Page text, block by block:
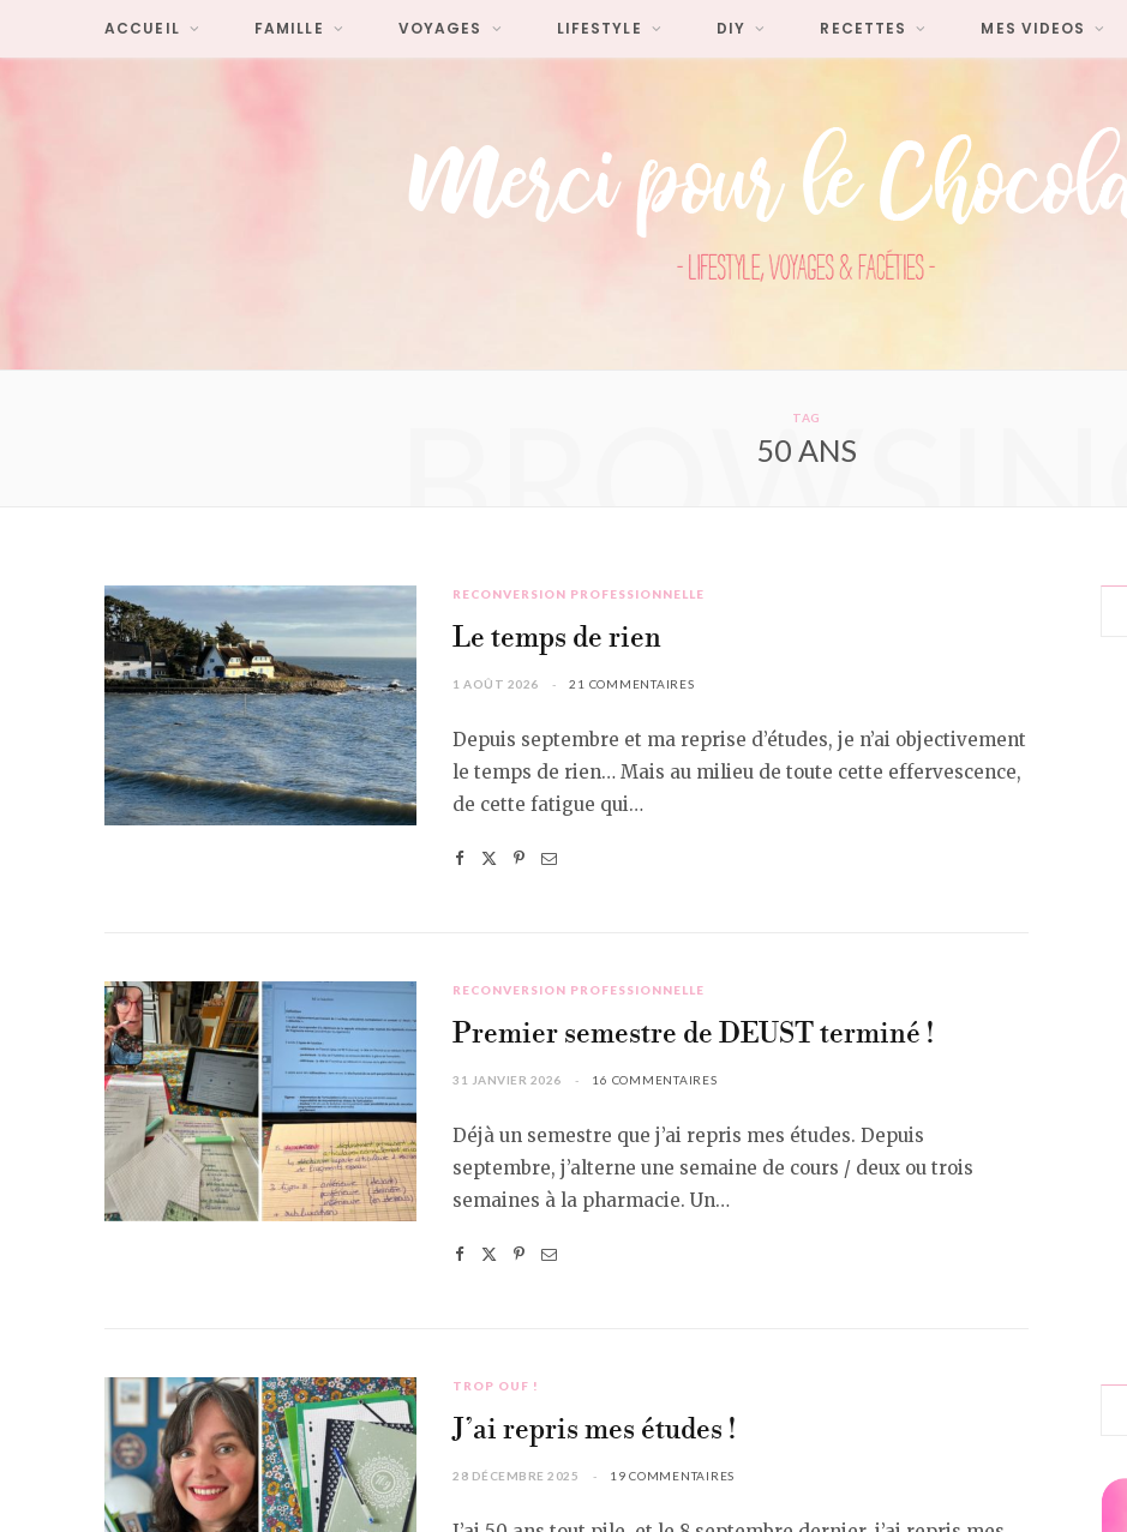
ACCUEIL FAMILLE VOYAGES LIFESTYLE DIY RECETTES MES VIDEOS
TAG
50 ANS
BROWSING
RECONVERSION PROFESSIONNELLE
Le temps de rien
1 AOÛT 2026 21 COMMENTAIRES
Depuis septembre et ma reprise d’études, je n’ai objectivement
le temps de rien… Mais au milieu de toute cette effervescence,
de cette fatigue qui…
RECONVERSION PROFESSIONNELLE
Premier semestre de DEUST terminé !
31 JANVIER 2026 16 COMMENTAIRES
Déjà un semestre que j’ai repris mes études. Depuis
septembre, j’alterne une semaine de cours / deux ou trois
semaines à la pharmacie. Un…
TROP OUF !
J’ai repris mes études !
28 DÉCEMBRE 2025 19 COMMENTAIRES